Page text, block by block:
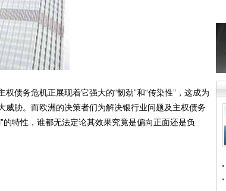
务危机正展现着它强大的“韧劲”和“传染性”，这成为
胁。而欧洲的决策者们为解决银行业问题及主权债务
特性，谁都无法定论其效果究竟是偏向正面还是负